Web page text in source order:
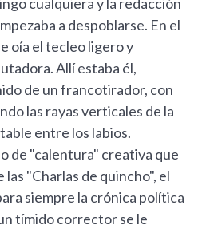
cualquiera y la redacción
a despoblarse. En el
oía el tecleo ligero y
Allí estaba él,
de un francotirador, con
las rayas verticales de la
entre los labios.
de "calentura" creativa que
"Charlas de quincho", el
siempre la crónica política
tímido corrector se le